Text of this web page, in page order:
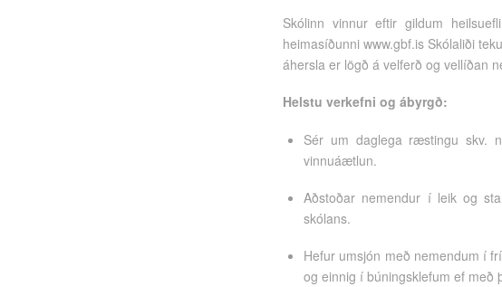
Skólinn vinnur eftir gildum
heimasíðunni www.gbf.is Skólaliði
áhersla er lögð á velferð og vellíðan
Helstu verkefni og ábyrgð:
Sér um daglega ræstingu skv.
vinnuáætlun.
Aðstoðar nemendur í leik og
skólans.
Hefur umsjón með nemendum í
og einnig í búningsklefum ef með